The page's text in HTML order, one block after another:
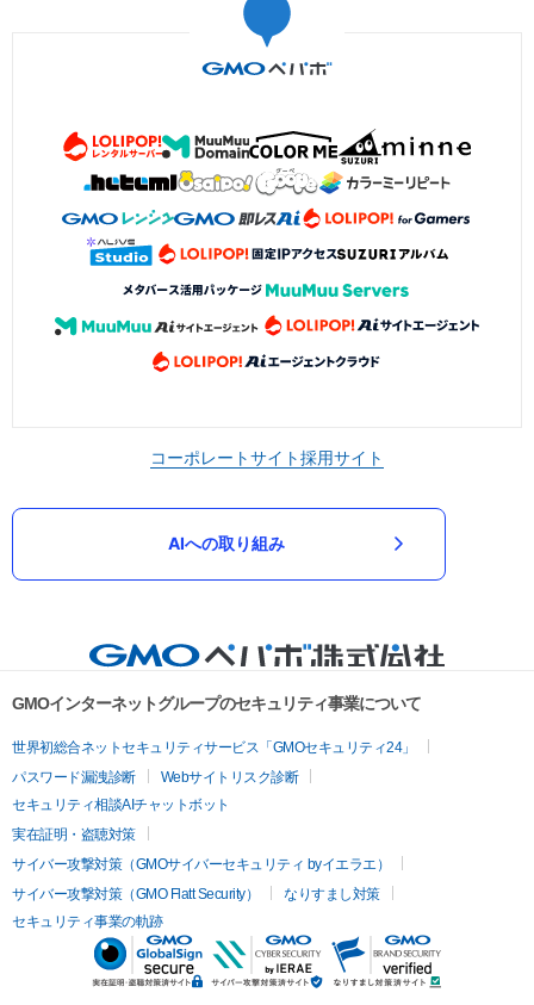
コーポレートサイト採用サイト
AIへの取り組み
GMOインターネットグループのセキュリティ事業について
世界初総合ネットセキュリティサービス「GMOセキュリティ24」
パスワード漏洩診断
Webサイトリスク診断
セキュリティ相談AIチャットボット
実在証明・盗聴対策
サイバー攻撃対策（GMOサイバーセキュリティ byイエラエ）
サイバー攻撃対策（GMO Flatt Security）
なりすまし対策
セキュリティ事業の軌跡